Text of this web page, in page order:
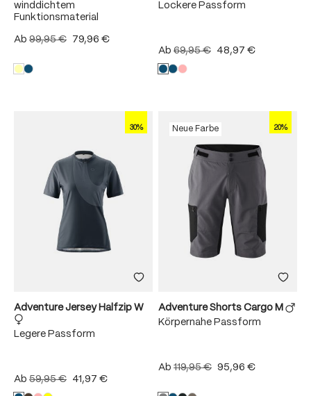
winddichtem
Funktionsmaterial
Ab 99,95 € 79,96 €
Lockere Passform
Ab 69,95 € 48,97 €
30%
Adventure Jersey Halfzip W
Legere Passform
Ab 59,95 € 41,97 €
20%
Neue Farbe
Adventure Shorts Cargo M
Körpernahe Passform
Ab 119,95 € 95,96 €